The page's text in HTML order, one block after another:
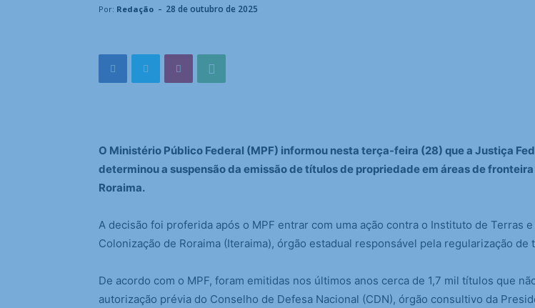
Por: Redação - 28 de outubro de 2025
O Ministério Público Federal (MPF) informou nesta terça-feira (28) que a Justiça
determinou a suspensão da emissão de títulos de propriedade em áreas de fronteira
Roraima.
A decisão foi proferida após o MPF entrar com uma ação contra o Instituto de Terras e
Colonização de Roraima (Iteraima), órgão estadual responsável pela regularização de
De acordo com o MPF, foram emitidas nos últimos anos cerca de 1,7 mil títulos que
autorização prévia do Conselho de Defesa Nacional (CDN), órgão consultivo da